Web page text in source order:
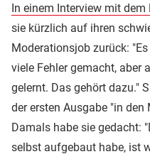
In einem Interview mit
sie kürzlich auf ihren
Moderationsjob zurück:
viele Fehler gemacht, aber
gelernt. Das gehört dazu."
der ersten Ausgabe "in
Damals habe sie gedacht:
selbst aufgebaut habe, ist